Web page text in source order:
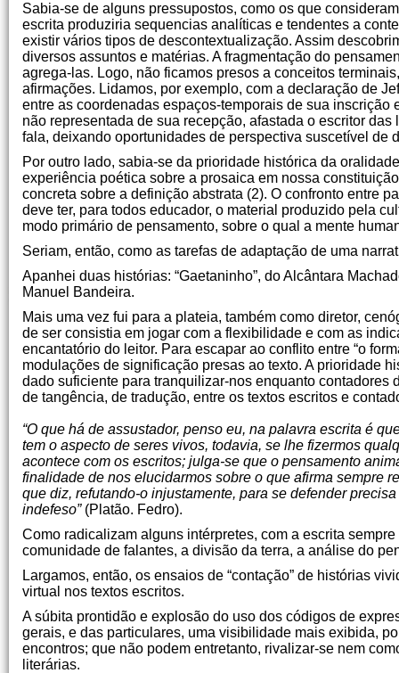
Sabia-se de alguns pressupostos, como os que
escrita produziria sequencias analíticas e tendentes a
existir vários tipos de descontextualização. Assim
diversos assuntos e matérias. A fragmentação do
agrega-las. Logo, não ficamos presos a conceitos
afirmações. Lidamos, por exemplo, com a declaração de
entre as coordenadas espaços-temporais de sua
não representada de sua recepção, afastada o escritor
fala, deixando oportunidades de perspectiva suscetível de
Por outro lado, sabia-se da prioridade histórica da
experiência poética sobre a prosaica em nossa
concreta sobre a definição abstrata (2). O confronto entre
deve ter, para todos educador, o material produzido pela
modo primário de pensamento, sobre o qual a mente
Seriam, então, como as tarefas de adaptação de uma
Apanhei duas histórias: “Gaetaninho”, do Alcântara
Manuel Bandeira.
Mais uma vez fui para a plateia, também como diretor,
de ser consistia em jogar com a flexibilidade e com as
encantatório do leitor. Para escapar ao conflito entre “o
modulações de significação presas ao texto. A prioridade
dado suficiente para tranquilizar-nos enquanto contadores
de tangência, de tradução, entre os textos escritos e
“O que há de assustador, penso eu, na palavra escrita é
tem o aspecto de seres vivos, todavia, se lhe fizermos
acontece com os escritos; julga-se que o pensamento
finalidade de nos elucidarmos sobre o que afirma sempre
que diz, refutando-o injustamente, para se defender
indefeso”(Platão. Fedro).
Como radicalizam alguns intérpretes, com a escrita
comunidade de falantes, a divisão da terra, a análise do
Largamos, então, os ensaios de “contação” de histórias
virtual nos textos escritos.
A súbita prontidão e explosão do uso dos códigos de
gerais, e das particulares, uma visibilidade mais exibida,
encontros; que não podem entretanto, rivalizar-se nem
literárias.